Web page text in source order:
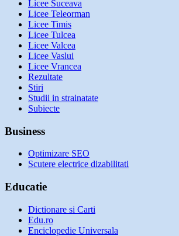
Licee Suceava
Licee Teleorman
Licee Timis
Licee Tulcea
Licee Valcea
Licee Vaslui
Licee Vrancea
Rezultate
Stiri
Studii in strainatate
Subiecte
Business
Optimizare SEO
Scutere electrice dizabilitati
Educatie
Dictionare si Carti
Edu.ro
Enciclopedie Universala